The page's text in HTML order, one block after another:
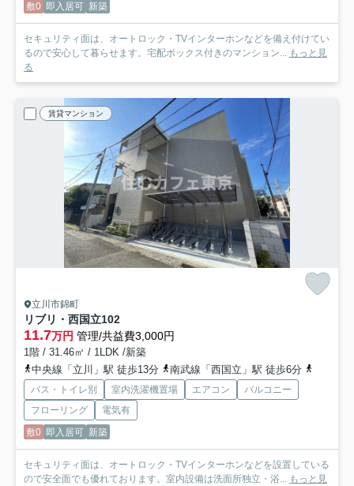
敷0 即入居可 新築
セキュリティ面は、オートロック・TVインターホンなどを備え付けてい
るので安心して暮らせます。宅配ボックス付きのマンション... もっと見
る
賃貸マンション
立川市錦町
リブリ・西国立102
11.7万円 管理/共益費3,000円
1階 / 31.46㎡ / 1LDK /新築
中央線「立川」駅 徒歩13分
南武線「西国立」駅 徒歩6分
バス・トイレ別 室内洗濯機置場 エアコン
バルコニー
フローリング
電気有
敷0 即入居可 新築
セキュリティ面は、オートロック・TVインターホンなどを設置している
ので安全面でも優れております。室内設備は洗面所独立・浴... もっと見